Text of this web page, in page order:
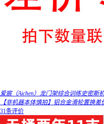
爱宸（Aichen）龙门架综合训练史密斯
【非机器本体慎拍】铝合金滑轮置换差
31条评价